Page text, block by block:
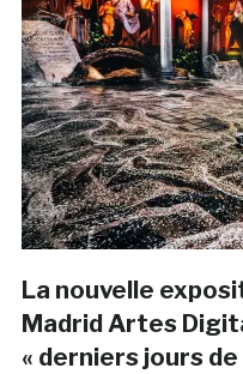
La nouvelle
Madrid Artes
« derniers jours de